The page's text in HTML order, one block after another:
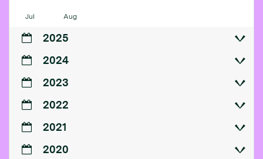
Jul Aug
2025
2024
2023
2022
2021
2020